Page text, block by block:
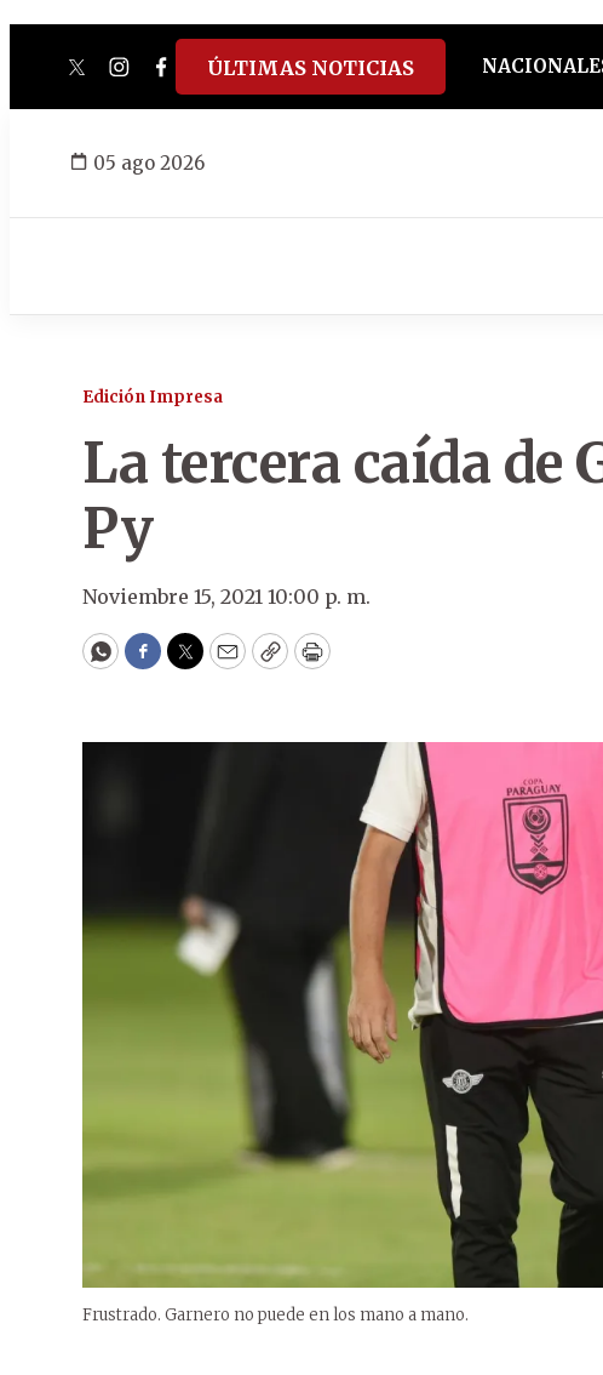
twitterinstagram
facebook
tiktokyoutube
spotify
ÚLTIMAS NOTICIAS
05 ago 2026
Edición Impresa
La tercera caída de
Py
Noviembre 15, 2021 10:00 p. m.
WhatsApp
Facebook
Twitter
EmailCopyPrint
Frustrado. Garnero no puede en los mano a mano.